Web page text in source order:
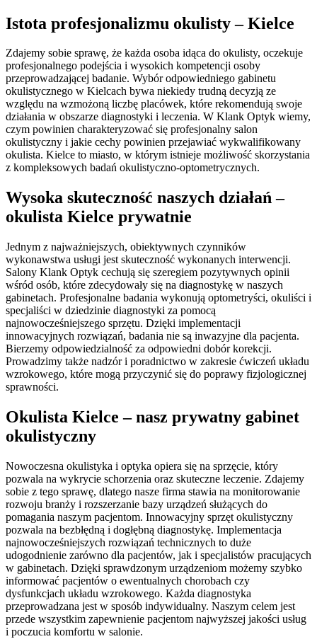
Istota profesjonalizmu okulisty – Kielce
Zdajemy sobie sprawę, że każda osoba idąca do okulisty, oczekuje
profesjonalnego podejścia i wysokich kompetencji osoby
przeprowadzającej badanie. Wybór odpowiedniego gabinetu
okulistycznego w Kielcach bywa niekiedy trudną decyzją ze
względu na wzmożoną liczbę placówek, które rekomendują swoje
działania w obszarze diagnostyki i leczenia. W Klank Optyk wiemy,
czym powinien charakteryzować się profesjonalny salon
okulistyczny i jakie cechy powinien przejawiać wykwalifikowany
okulista. Kielce to miasto, w którym istnieje możliwość skorzystania
z kompleksowych badań okulistyczno-optometrycznych.
Wysoka skuteczność naszych działań –
okulista Kielce prywatnie
Jednym z najważniejszych, obiektywnych czynników
wykonawstwa usługi jest skuteczność wykonanych interwencji.
Salony Klank Optyk cechują się szeregiem pozytywnych opinii
wśród osób, które zdecydowały się na diagnostykę w naszych
gabinetach. Profesjonalne badania wykonują optometryści, okuliści i
specjaliści w dziedzinie diagnostyki za pomocą
najnowocześniejszego sprzętu. Dzięki implementacji
innowacyjnych rozwiązań, badania nie są inwazyjne dla pacjenta.
Bierzemy odpowiedzialność za odpowiedni dobór korekcji.
Prowadzimy także nadzór i poradnictwo w zakresie ćwiczeń układu
wzrokowego, które mogą przyczynić się do poprawy fizjologicznej
sprawności.
Okulista Kielce – nasz prywatny gabinet
okulistyczny
Nowoczesna okulistyka i optyka opiera się na sprzęcie, który
pozwala na wykrycie schorzenia oraz skuteczne leczenie. Zdajemy
sobie z tego sprawę, dlatego nasze firma stawia na monitorowanie
rozwoju branży i rozszerzanie bazy urządzeń służących do
pomagania naszym pacjentom. Innowacyjny sprzęt okulistyczny
pozwala na bezbłędną i dogłębną diagnostykę. Implementacja
najnowocześniejszych rozwiązań technicznych to duże
udogodnienie zarówno dla pacjentów, jak i specjalistów pracujących
w gabinetach. Dzięki sprawdzonym urządzeniom możemy szybko
informować pacjentów o ewentualnych chorobach czy
dysfunkcjach układu wzrokowego. Każda diagnostyka
przeprowadzana jest w sposób indywidualny. Naszym celem jest
przede wszystkim zapewnienie pacjentom najwyższej jakości usług
i poczucia komfortu w salonie.